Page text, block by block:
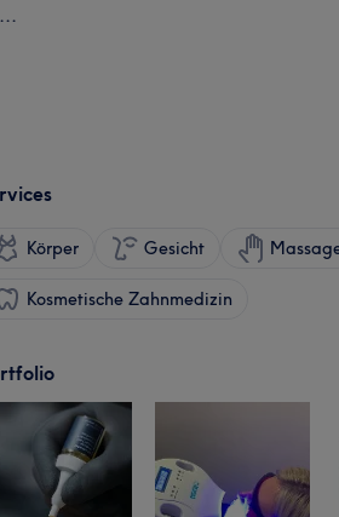
Körper Gesicht
Kosmetische Zahnmedizin